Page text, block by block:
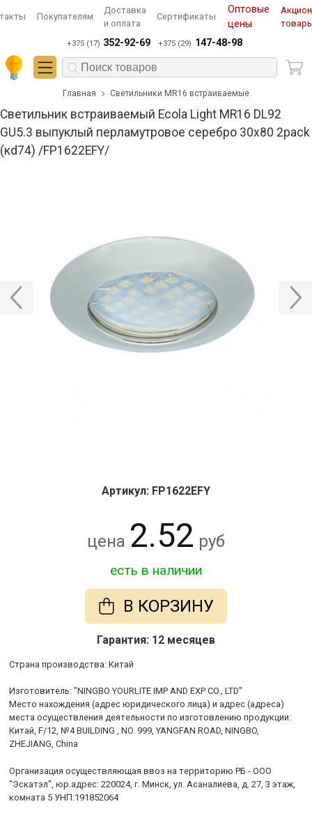
Покупателям
Доставка
и оплата
Сертификаты
Оптовые
цены
+375 (17) 352-92-69 +375 (29) 147-48-98
Главная Светильники MR16 встраиваемые
Светильник встраиваемый Ecola Light MR16 DL92
GU5.3 выпуклый перламутровое серебро 30x80 2pack
(кd74) /FP1622EFY/
Артикул: FP1622EFY
цена 2.52 руб
есть в наличии
В КОРЗИНУ
Гарантия: 12 месяцев
Cтрана производства: Китай
Изготовитель: "NINGBO YOURLITE IMP AND EXP CO., LTD"
Место нахождения (адрес юридического лица) и адрес (адреса)
места осуществления деятельности по изготовлению продукции:
Китай, F/12, №4 BUILDING , NO. 999, YANGFAN ROAD, NINGBO,
ZHEJIANG, China
Организация осуществляющая ввоз на территорию РБ - ООО
"Эскатэл", юр.адрес: 220024, г. Минск, ул. Асаналиева, д. 27, 3 этаж,
комната 5 УНП:191852064